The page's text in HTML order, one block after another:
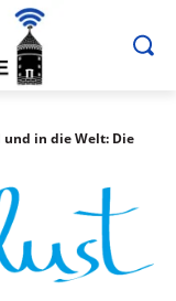
in die Welt: Die